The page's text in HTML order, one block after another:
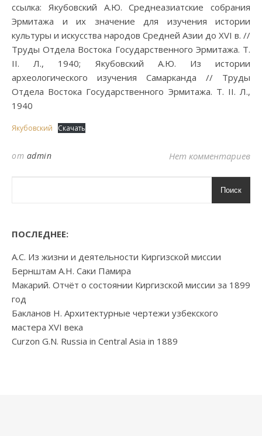
ссылка: Якубовский А.Ю. Среднеазиатские собрания
Эрмитажа и их значение для изучения истории
культуры и искусства народов Средней Азии до XVI в. //
Труды Отдела Востока Государственного Эрмитажа. Т.
II. Л., 1940; Якубовский А.Ю. Из истории
археологического изучения Самарканда // Труды
Отдела Востока Государственного Эрмитажа. Т. II. Л.,
1940
Якубовский Скачать
от admin Нет комментариев
Поиск
ПОСЛЕДНЕЕ:
А.С. Из жизни и деятельности Киргизской миссии
Бернштам А.Н. Саки Памира
Макарий. Отчёт о состоянии Киргизской миссии за 1899
год
Бакланов Н. Архитектурные чертежи узбекского
мастера XVI века
Curzon G.N. Russia in Central Asia in 1889